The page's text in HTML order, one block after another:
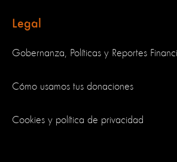
Legal
Gobernanza, Políticas y Reportes
Cómo usamos tus donaciones
Cookies y política de privacidad